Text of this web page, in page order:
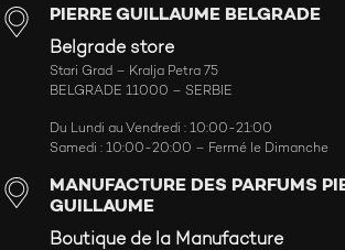
PIERRE GUILLAUME BELGRADE
Belgrade store
Stari Grad – Kralja Petra 75
BELGRADE 11000 – SERBIE
Du Lundi au Vendredi : 10:00-21:00
Samedi : 10:00-20:00 – Fermé le Dimanche
MANUFACTURE DES PARFUMS
GUILLAUME
Boutique de la Manufacture